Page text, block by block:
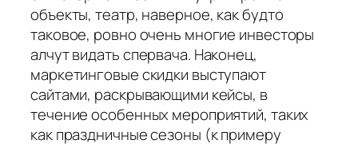
объекты, театр, наверное, как будто
таковое, ровно очень многие инвесторы
алчут видать спервача. Наконец,
маркетинговые скидки выступают
сайтами, раскрывающими кейсы, в
течение особенных мероприятий, таких
как праздничные сезоны (к примеру